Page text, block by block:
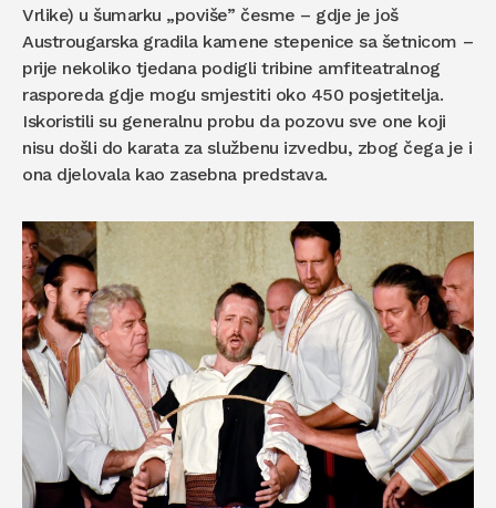
Vrlike) u šumarku „poviše” česme – gdje je još
Austrougarska gradila kamene stepenice sa šetnicom –
prije nekoliko tjedana podigli tribine amfiteatralnog
rasporeda gdje mogu smjestiti oko 450 posjetitelja.
Iskoristili su generalnu probu da pozovu sve one koji
nisu došli do karata za službenu izvedbu, zbog čega je i
ona djelovala kao zasebna predstava.